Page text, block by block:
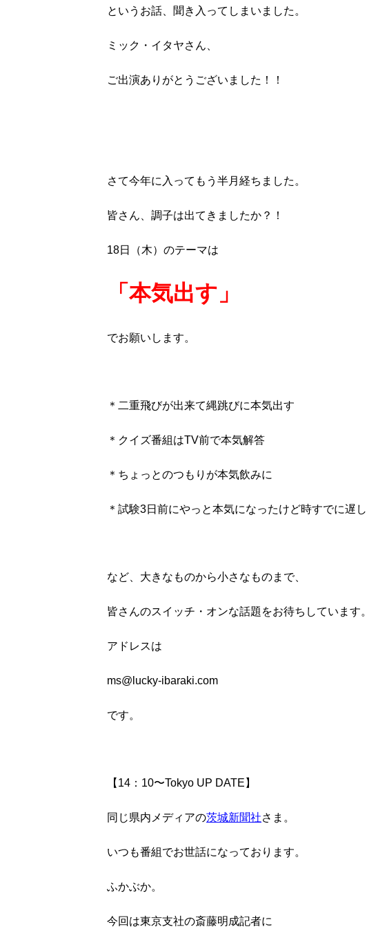
というお話、聞き入ってしまいました。
ミック・イタヤさん、
ご出演ありがとうございました！！
さて今年に入ってもう半月経ちました。
皆さん、調子は出てきましたか？！
18日（木）のテーマは
「本気出す」
でお願いします。
＊二重飛びが出来て縄跳びに本気出す
＊クイズ番組はTV前で本気解答
＊ちょっとのつもりが本気飲みに
＊試験3日前にやっと本気になったけど時すでに遅し
など、大きなものから小さなものまで、
皆さんのスイッチ・オンな話題をお待ちしています。
アドレスは
ms@lucky-ibaraki.com
です。
【14：10〜Tokyo UP DATE】
同じ県内メディアの茨城新聞社さま。
いつも番組でお世話になっております。
ふかぶか。
今回は東京支社の斎藤明成記者に